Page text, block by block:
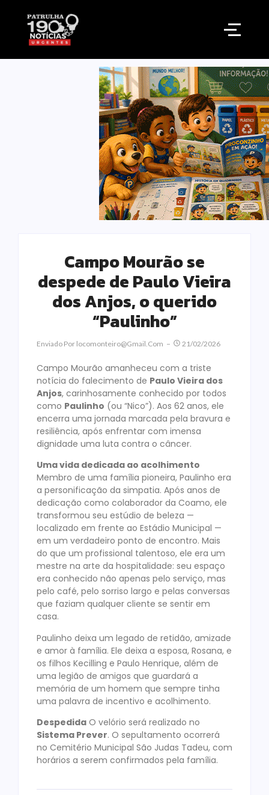
Campo Mourão se
despede de Paulo Vieira
dos Anjos, o querido
“Paulinho”
Enviado Por Locomonteiro@gmail.com 21/02/2026
Campo Mourão amanheceu com a triste
notícia do falecimento de Paulo Vieira dos
Anjos, carinhosamente conhecido por todos
como Paulinho (ou “Nico”). Aos 62 anos, ele
encerra uma jornada marcada pela bravura e
resiliência, após enfrentar com imensa
dignidade uma luta contra o câncer.
Uma vida dedicada ao acolhimento
Membro de uma família pioneira, Paulinho era
a personificação da simpatia. Após anos de
dedicação como colaborador da Coamo, ele
transformou seu estúdio de beleza —
localizado em frente ao Estádio Municipal —
em um verdadeiro ponto de encontro. Mais
do que um profissional talentoso, ele era um
mestre na arte da hospitalidade: seu espaço
era conhecido não apenas pelo serviço, mas
pelo café, pelo sorriso largo e pelas conversas
que faziam qualquer cliente se sentir em
casa.
Paulinho deixa um legado de retidão, amizade
e amor à família. Ele deixa a esposa, Rosana, e
os filhos Kecilling e Paulo Henrique, além de
uma legião de amigos que guardará a
memória de um homem que sempre tinha
uma palavra de incentivo e acolhimento.
Despedida O velório será realizado no
Sistema Prever. O sepultamento ocorrerá
no Cemitério Municipal São Judas Tadeu, com
horários a serem confirmados pela família.